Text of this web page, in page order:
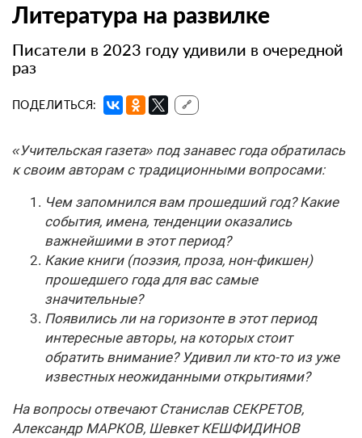
Литература на развилке
Писатели в 2023 году удивили в очередной
раз
ПОДЕЛИТЬСЯ: 🔗
«Учительская газета» под занавес года обратилась
к своим авторам с традиционными вопросами:
Чем запомнился вам прошедший год? Какие
события, имена, тенденции оказались
важнейшими в этот период?
Какие книги (поэзия, проза, нон-фикшен)
прошедшего года для вас самые
значительные?
Появились ли на горизонте в этот период
интересные авторы, на которых стоит
обратить внимание? Удивил ли кто-то из уже
известных неожиданными открытиями?
На вопросы отвечают Станислав СЕКРЕТОВ,
Александр МАРКОВ, Шевкет КЕШФИДИНОВ